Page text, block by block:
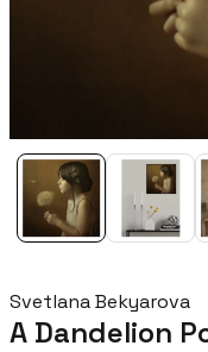
Svetlana Bekyarova
A Dandelion